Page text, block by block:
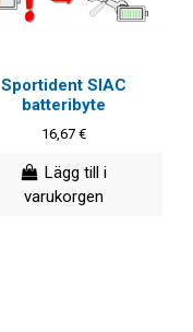
Sportident SIAC
batteribyte
16,67 €
Lägg till i
varukorgen